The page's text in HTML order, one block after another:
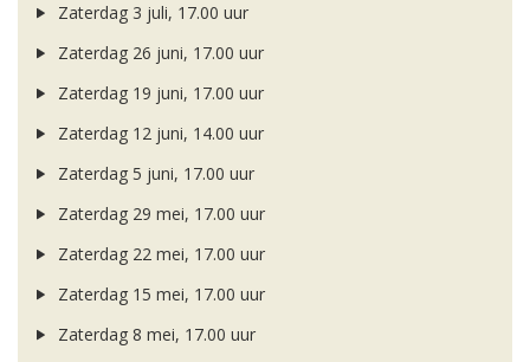
Zaterdag 3 juli, 17.00 uur
Zaterdag 26 juni, 17.00 uur
Zaterdag 19 juni, 17.00 uur
Zaterdag 12 juni, 14.00 uur
Zaterdag 5 juni, 17.00 uur
Zaterdag 29 mei, 17.00 uur
Zaterdag 22 mei, 17.00 uur
Zaterdag 15 mei, 17.00 uur
Zaterdag 8 mei, 17.00 uur